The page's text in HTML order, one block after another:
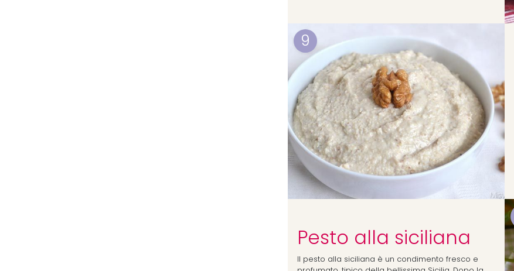
9
Pesto alla siciliana
Il pesto alla siciliana è un condimento fresco e